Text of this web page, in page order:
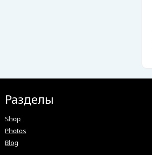
Разделы
Shop
Photos
Blog